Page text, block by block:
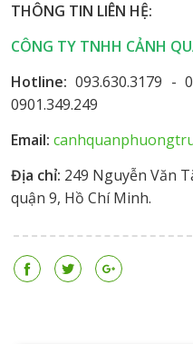
THÔNG TIN LIÊN HỆ:
CÔNG TY TNHH CẢNH
Hotline: 093.630.3179 -
0901.349.249
Email:
Địa chỉ: 249 Nguyễn Văn
quận 9, Hồ Chí Minh.